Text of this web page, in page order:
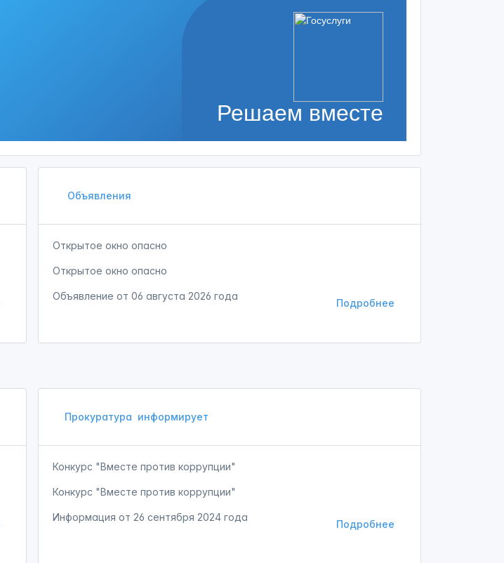
Решаем вместе
Объявления
Открытое окно опасно
Открытое окно опасно
Подробнее
Объявление от 06 августа 2026 года
Прокуратура информирует
Конкурс "Вместе против коррупции"
Конкурс "Вместе против коррупции"
Подробнее
Информация от 26 сентября 2024 года